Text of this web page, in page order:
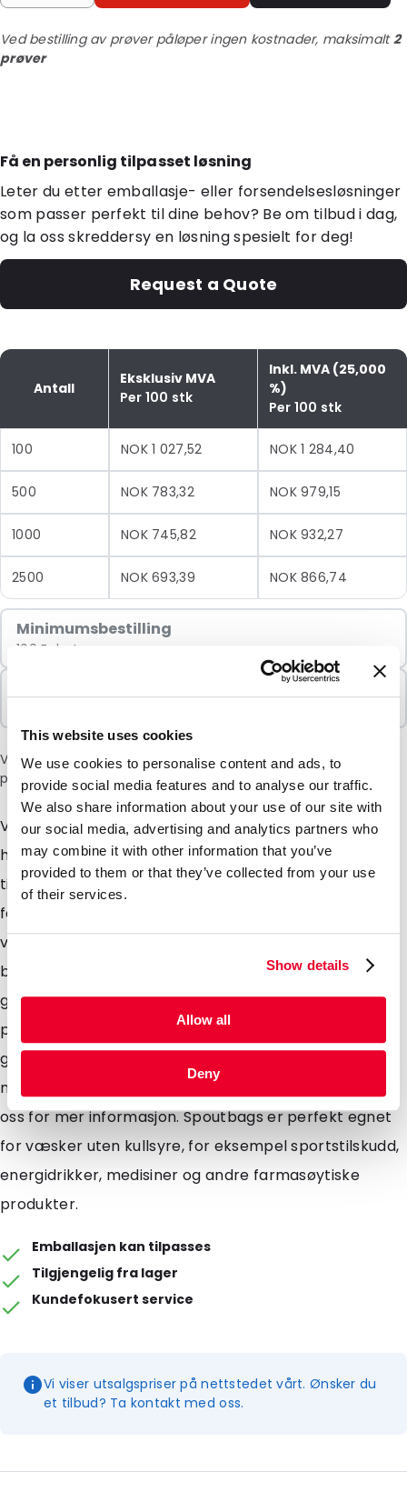
This website uses cookies
We use cookies to personalise content and ads, to
provide social media features and to analyse our traffic.
We also share information about your use of our site with
our social media, advertising and analytics partners who
may combine it with other information that you’ve
provided to them or that they’ve collected from your use
of their services.
Show details
Allow all
Deny
Ved bestilling av prøver påløper ingen kostnader, maksimalt2
prøver
Få en personlig tilpasset løsning
Leter du etter emballasje- eller forsendelsesløsninger
som passer perfekt til dine behov? Be om tilbud i dag,
og la oss skreddersy en løsning spesielt for deg!
Request a Quote
Antall
Eksklusiv MVA
Per 100 stk
Inkl. MVA (25,000
%)
Per 100 stk
100 NOK 1 027,52 NOK 1 284,40
500 NOK 783,32 NOK 979,15
1000 NOK 745,82 NOK 932,27
2500 NOK 693,39 NOK 866,74
Minimumsbestilling
100 Enheter
Vær oppmerksom på: et tillegg på 6 % vil bli lagt til i kassen
på grunn av den nåværende situasjonen i Midtøsten.
Våre poser med tut er laget av et flerlagslaminat av
høy kvalitet med en forseglet, stiv tut og leveres med
tilhørende skrukork med manipulasjonssikker
forsegling. Våre poser med tut er perfekt egnet for
væsker og sparer mye plass under transport og i
butikkhyllene sammenlignet med vanlige PET- eller
glassflasker. Den runde bunnfolden sørger for at
posen står stabilt i butikkhyllene. Tilgjengelig både i
gjennomsiktig og aluminiumsutførelse. Det er også
mulig å fylle posene med ditt produkt ta kontakt med
oss for mer informasjon. Spoutbags er perfekt egnet
for væsker uten kullsyre, for eksempel sportstilskudd,
energidrikker, medisiner og andre farmasøytiske
produkter.
Emballasjen kan tilpasses
Tilgjengelig fra lager
Kundefokusert service
Vi viser utsalgspriser på nettstedet vårt. Ønsker du
et tilbud? Ta kontakt med oss.